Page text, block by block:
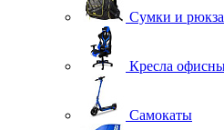
Сумки и
Кресла
Самокаты